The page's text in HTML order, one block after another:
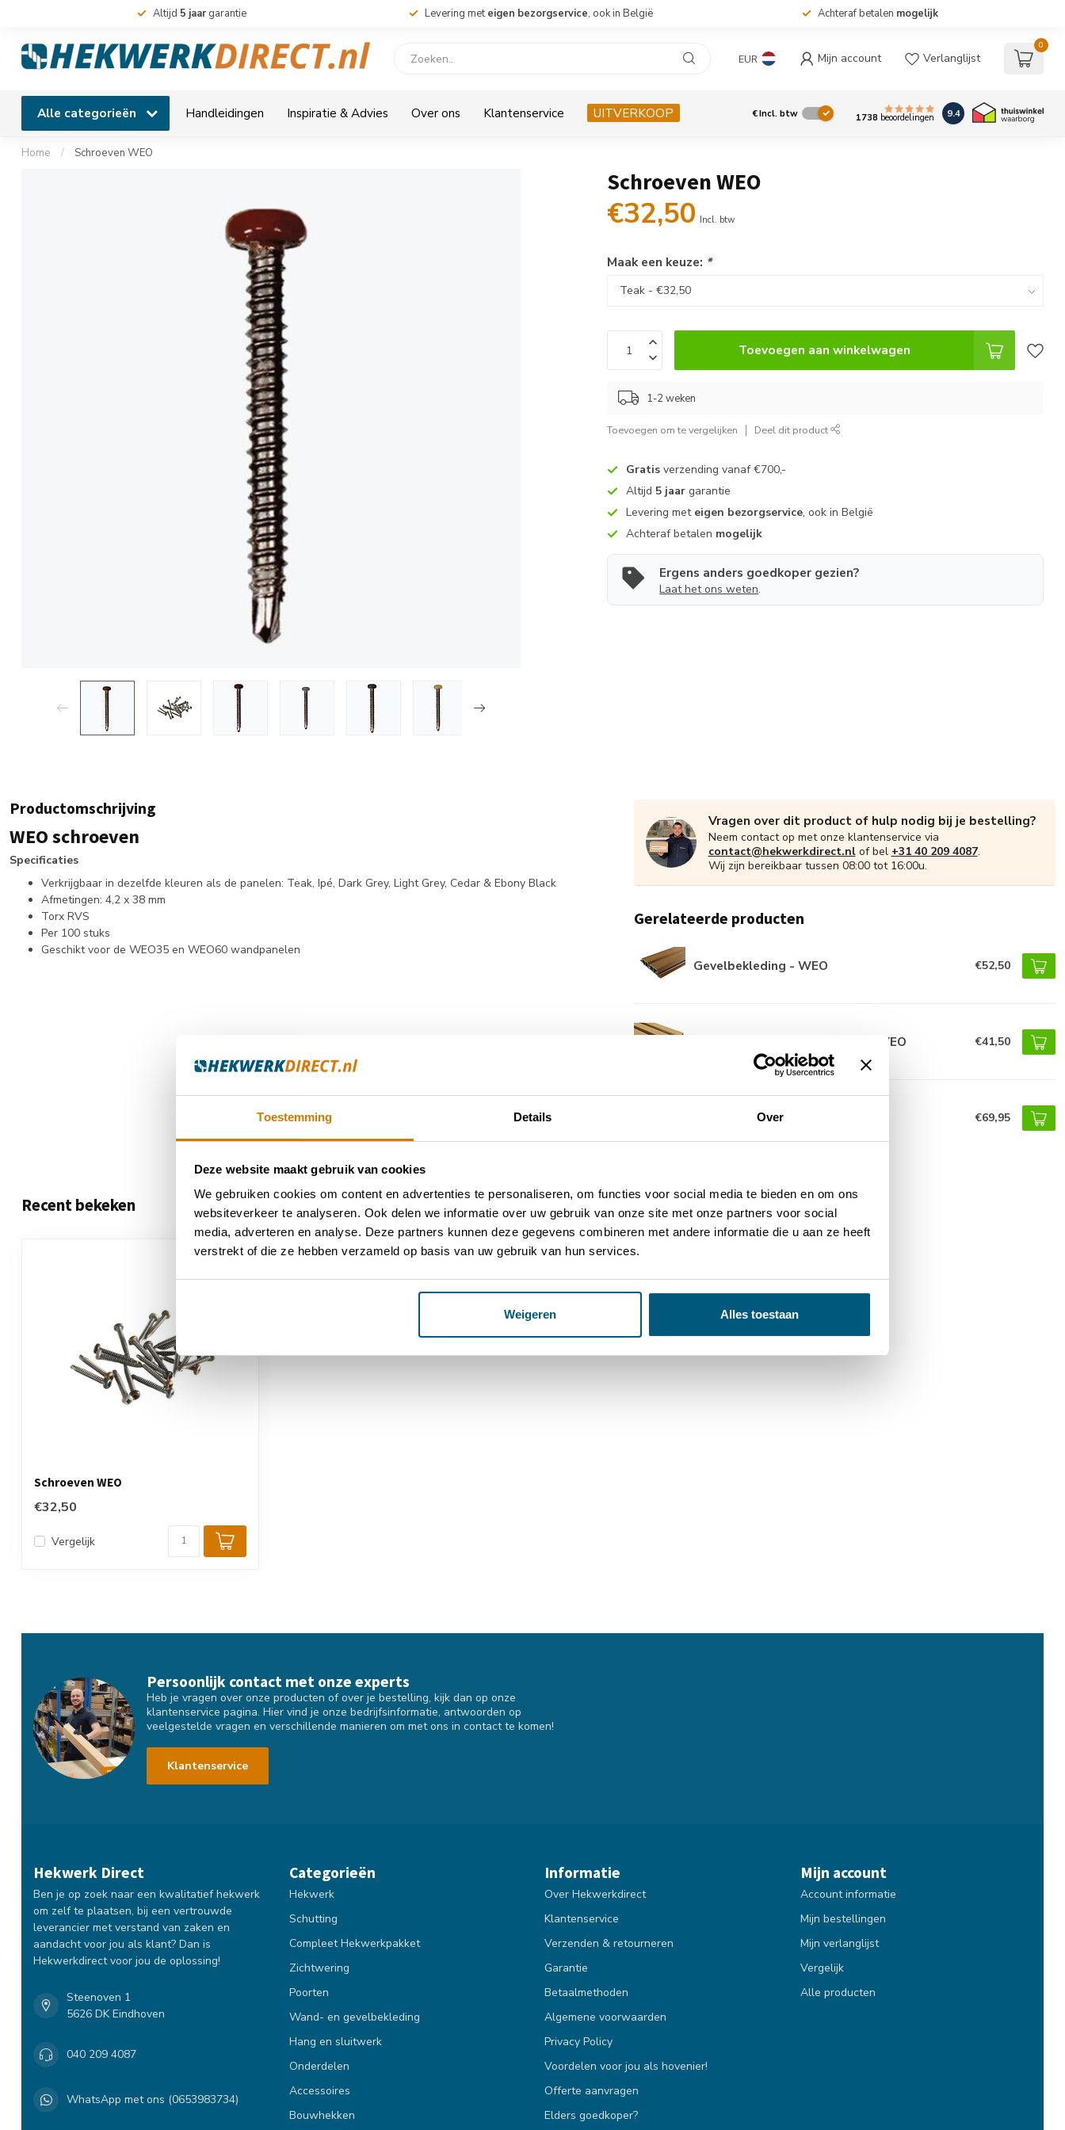
Toestemming Details Over
Deze website maakt gebruik van cookies
We gebruiken cookies om content en advertenties te personaliseren, om functies voor social media te bieden en om ons
websiteverkeer te analyseren. Ook delen we informatie over uw gebruik van onze site met onze partners voor social
media, adverteren en analyse. Deze partners kunnen deze gegevens combineren met andere informatie die u aan ze heeft
verstrekt of die ze hebben verzameld op basis van uw gebruik van hun services.
Weigeren Alles toestaan
Altijd 5 jaargarantie Levering met eigen bezorgservice, ook in België Achteraf betalen mogelijk
EUR Mijn account Verlanglijst
0
Alle categorieën Handleidingen Inspiratie & Advies Over ons Klantenservice UITVERKOOP €Incl. btw 1738 beoordelingen 9.4
Home / Schroeven WEO
Schroeven WEO
€32,50 Incl. btw
Maak een keuze: *
Toevoegen aan winkelwagen
1-2 weken
Toevoegen om te vergelijken Deel dit product
Gratis verzending vanaf €700,-
Altijd 5 jaargarantie
Levering met eigen bezorgservice, ook in België
Achteraf betalen mogelijk
Ergens anders goedkoper gezien?
Laat het ons weten.
Productomschrijving
WEO schroeven
Specificaties
Verkrijgbaar in dezelfde kleuren als de panelen: Teak, Ipé, Dark Grey, Light Grey, Cedar & Ebony Black
Afmetingen: 4,2 x 38 mm
Torx RVS
Per 100 stuks
Geschikt voor de WEO35 en WEO60 wandpanelen
Vragen over dit product of hulp nodig bij je bestelling?
Neem contact op met onze klantenservice via
contact@hekwerkdirect.nlof bel +31 40 209 4087.
Wij zijn bereikbaar tussen 08:00 tot 16:00u.
Gerelateerde producten
Gevelbekleding - WEO €52,50
Wandbekleding - Garden Wall WEO €41,50
F-Profiel Aluminium WEO35-60 €69,95
Recent bekeken
Schroeven WEO
€32,50
Vergelijk
Persoonlijk contact met onze experts
Heb je vragen over onze producten of over je bestelling, kijk dan op onze
klantenservice pagina. Hier vind je onze bedrijfsinformatie, antwoorden op
veelgestelde vragen en verschillende manieren om met ons in contact te komen!
Klantenservice
Hekwerk Direct
Ben je op zoek naar een kwalitatief hekwerk
om zelf te plaatsen, bij een vertrouwde
leverancier met verstand van zaken en
aandacht voor jou als klant? Dan is
Hekwerkdirect voor jou de oplossing!
Steenoven 1
5626 DK Eindhoven
040 209 4087
WhatsApp met ons (0653983734)
Categorieën
Hekwerk
Schutting
Compleet Hekwerkpakket
Zichtwering
Poorten
Wand- en gevelbekleding
Hang en sluitwerk
Onderdelen
Accessoires
Bouwhekken
Informatie
Over Hekwerkdirect
Klantenservice
Verzenden & retourneren
Garantie
Betaalmethoden
Algemene voorwaarden
Privacy Policy
Voordelen voor jou als hovenier!
Offerte aanvragen
Elders goedkoper?
Mijn account
Account informatie
Mijn bestellingen
Mijn verlanglijst
Vergelijk
Alle producten